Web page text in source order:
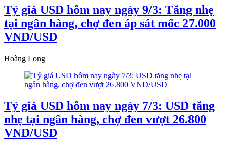
Tỷ giá USD hôm nay ngày 9/3: Tăng nhẹ
tại ngân hàng, chợ đen áp sát mốc 27.000
VND/USD
Hoàng Long
Tỷ giá USD hôm nay ngày 7/3: USD tăng
nhẹ tại ngân hàng, chợ đen vượt 26.800
VND/USD